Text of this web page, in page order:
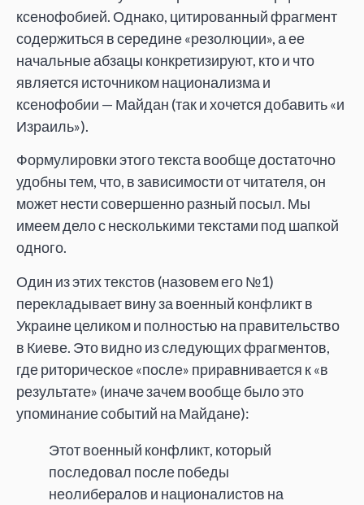
ксенофобией. Однако, цитированный фрагмент
содержиться в середине «резолюции», а ее
начальные абзацы конкретизируют, кто и что
является источником национализма и
ксенофобии — Майдан (так и хочется добавить «и
Израиль»).
Формулировки этого текста вообще достаточно
удобны тем, что, в зависимости от читателя, он
может нести совершенно разный посыл. Мы
имеем дело с несколькими текстами под шапкой
одного.
Один из этих текстов (назовем его №1)
перекладывает вину за военный конфликт в
Украине целиком и полностью на правительство
в Киеве. Это видно из следующих фрагментов,
где риторическое «после» приравнивается к «в
результате» (иначе зачем вообще было это
упоминание событий на Майдане):
Этот военный конфликт, который
последовал после победы
неолибералов и националистов на